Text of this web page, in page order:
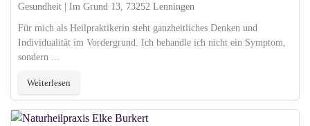
Gesundheit | Im Grund 13, 73252 Lenningen
Für mich als Heilpraktikerin steht ganzheitliches Denken und
Individualität im Vordergrund. Ich behandle ich nicht ein Symptom,
sondern ...
Weiterlesen